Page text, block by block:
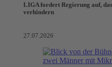
LIGA fordert Regierung auf,
verhindern
27.07.2026